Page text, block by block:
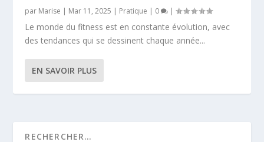
par Marise | Mar 11, 2025 | Pratique | 0 |
Le monde du fitness est en constante évolution, avec
des tendances qui se dessinent chaque année...
EN SAVOIR PLUS